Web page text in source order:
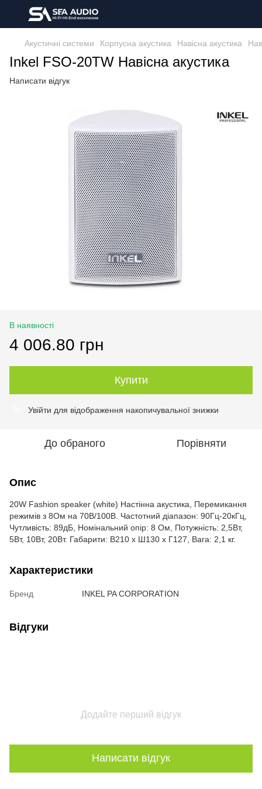
Акустичні системи Корпусна акустика Навісна акустика
Inkel FSO-20TW Навісна акустика
Написати відгук
В наявності
4 006.80 грн
Купити
Увійти для відображення накопичувальної знижки
До обраного Порівняти
Опис
20W Fashion speaker (white) Настінна акустика, Перемикання
режимів з 8Ом на 70В/100В. Частотний діапазон: 90Гц-20кГц,
Чутливість: 89дБ, Номінальний опір: 8 Ом, Потужність: 2,5Вт,
5Вт, 10Вт, 20Вт. Габарити: В210 x Ш130 x Г127, Вага: 2,1 кг.
Характеристики
Бренд INKEL PA CORPORATION
Відгуки
Додайте перший відгук
Написати відгук